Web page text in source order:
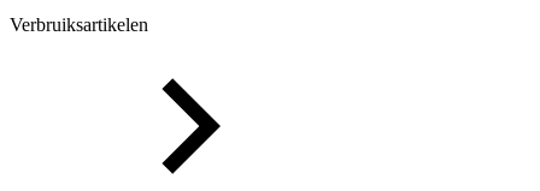
Verbruiksartikelen